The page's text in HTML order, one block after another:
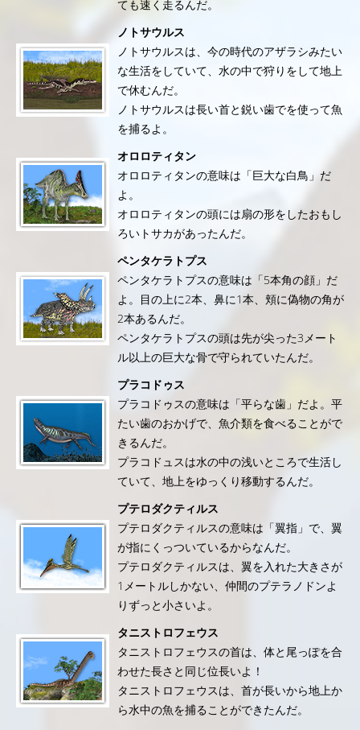
ても速く走るんだ。
ノトサウルス
ノトサウルスは、今の時代のアザラシみたい
な生活をしていて、水の中で狩りをして地上
で休むんだ。
ノトサウルスは長い首と鋭い歯でを使って魚
を捕るよ。
オロロティタン
オロロティタンの意味は「巨大な白鳥」だ
よ。
オロロティタンの頭には扇の形をしたおもし
ろいトサカがあったんだ。
ペンタケラトプス
ペンタケラトプスの意味は「5本角の顔」だ
よ。目の上に2本、鼻に1本、頬に偽物の角が
2本あるんだ。
ペンタケラトプスの頭は先が尖った3メート
ル以上の巨大な骨で守られていたんだ。
プラコドゥス
プラコドゥスの意味は「平らな歯」だよ。平
たい歯のおかげで、魚介類を食べることがで
きるんだ。
プラコドュスは水の中の浅いところで生活し
ていて、地上をゆっくり移動するんだ。
プテロダクティルス
プテロダクティルスの意味は「翼指」で、翼
が指にくっついているからなんだ。
プテロダクティルスは、翼を入れた大きさが
1メートルしかない、仲間のプテラノドンよ
りずっと小さいよ。
タニストロフェウス
タニストロフェウスの首は、体と尾っぽを合
わせた長さと同じ位長いよ！
タニストロフェウスは、首が長いから地上か
ら水中の魚を捕ることができたんだ。